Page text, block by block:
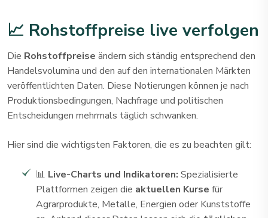
📈 Rohstoffpreise live verfolgen
Die Rohstoffpreise ändern sich ständig entsprechend den
Handelsvolumina und den auf den internationalen Märkten
veröffentlichten Daten. Diese Notierungen können je nach
Produktionsbedingungen, Nachfrage und politischen
Entscheidungen mehrmals täglich schwanken.
Hier sind die wichtigsten Faktoren, die es zu beachten gilt:
📊 Live-Charts und Indikatoren: Spezialisierte
Plattformen zeigen die aktuellen Kurse für
Agrarprodukte, Metalle, Energien oder Kunststoffe